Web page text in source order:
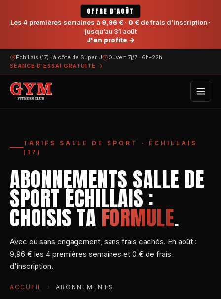
OFFRE D'AOÛT
Les 4 premières semaines à 9,96 € · 0 € de frais d’inscription ·
jusqu’au 31 août
J'en profite →
Échillais (17) · à côté de Super U
Ouvert 7j/7 · 6h–22h
SÉANCE D'ESSAI GRATUITE →
TARIFS SALLE DE SPORT · ÉCHILLAIS
(17)
ABONNEMENTS SALLE DE
SPORT ÉCHILLAIS :
CHOISIS TAFORMULE.
Avec ou sans engagement, sans frais cachés. En août :
9,96 € les 4 premières semaines et 0 € de frais
d'inscription.
ACCUEIL › ABONNEMENTS